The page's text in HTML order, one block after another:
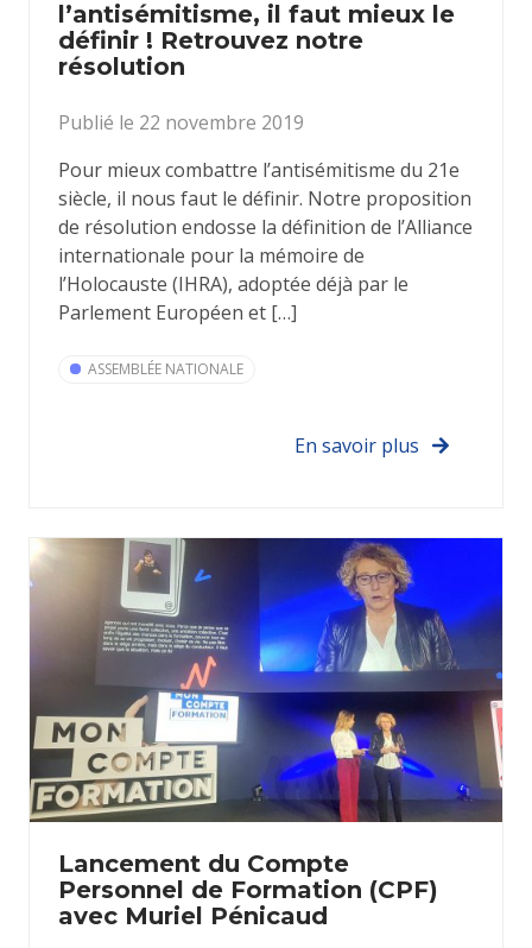
l’antisémitisme, il faut mieux le
définir ! Retrouvez notre
résolution
Publié le 22 novembre 2019
Pour mieux combattre l’antisémitisme du 21e
siècle, il nous faut le définir. Notre proposition
de résolution endosse la définition de l’Alliance
internationale pour la mémoire de
l’Holocauste (IHRA), adoptée déjà par le
Parlement Européen et […]
ASSEMBLÉE NATIONALE
En savoir plus
Lancement du Compte
Personnel de Formation (CPF)
avec Muriel Pénicaud